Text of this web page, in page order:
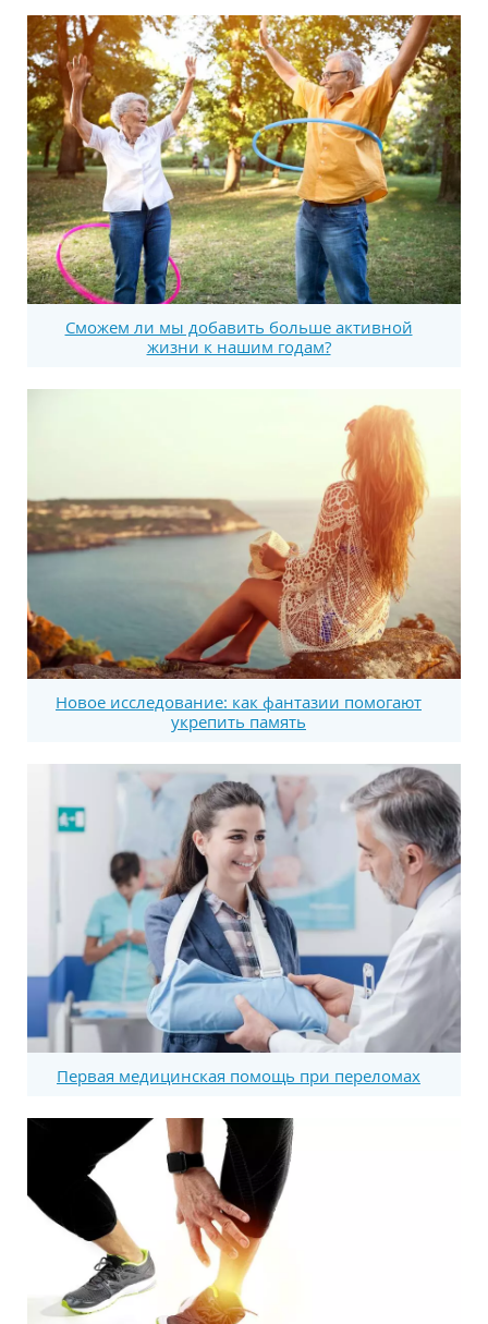
Сможем ли мы добавить больше активной
жизни к нашим годам?
Новое исследование: как фантазии помогают
укрепить память
Первая медицинская помощь при переломах